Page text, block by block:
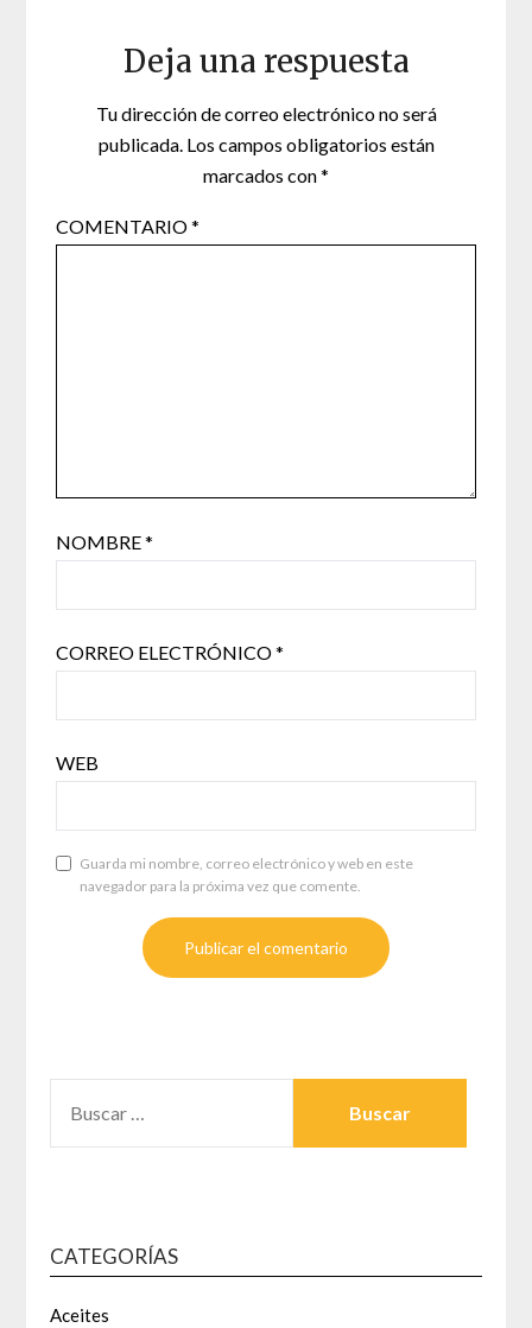
Deja una respuesta
Tu dirección de correo electrónico no será
publicada. Los campos obligatorios están
marcados con*
COMENTARIO*
NOMBRE*
CORREO ELECTRÓNICO*
WEB
Guarda mi nombre, correo electrónico y web en este
navegador para la próxima vez que comente.
CATEGORÍAS
Aceites